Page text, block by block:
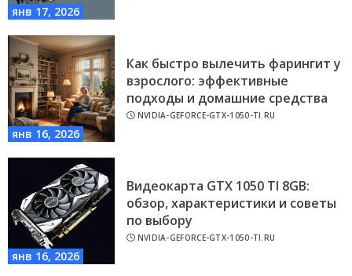
янв 17, 2026
янв 16, 2026
Как быстро вылечить фарингит у
взрослого: эффективные
подходы и домашние средства
NVIDIA-GEFORCE-GTX-1050-TI.RU
янв 16, 2026
Видеокарта GTX 1050 TI 8GB:
обзор, характеристики и советы
по выбору
NVIDIA-GEFORCE-GTX-1050-TI.RU